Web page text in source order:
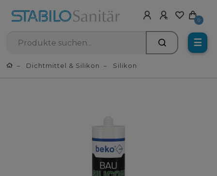
0
☰
Dichtmittel & Silikon Silikon